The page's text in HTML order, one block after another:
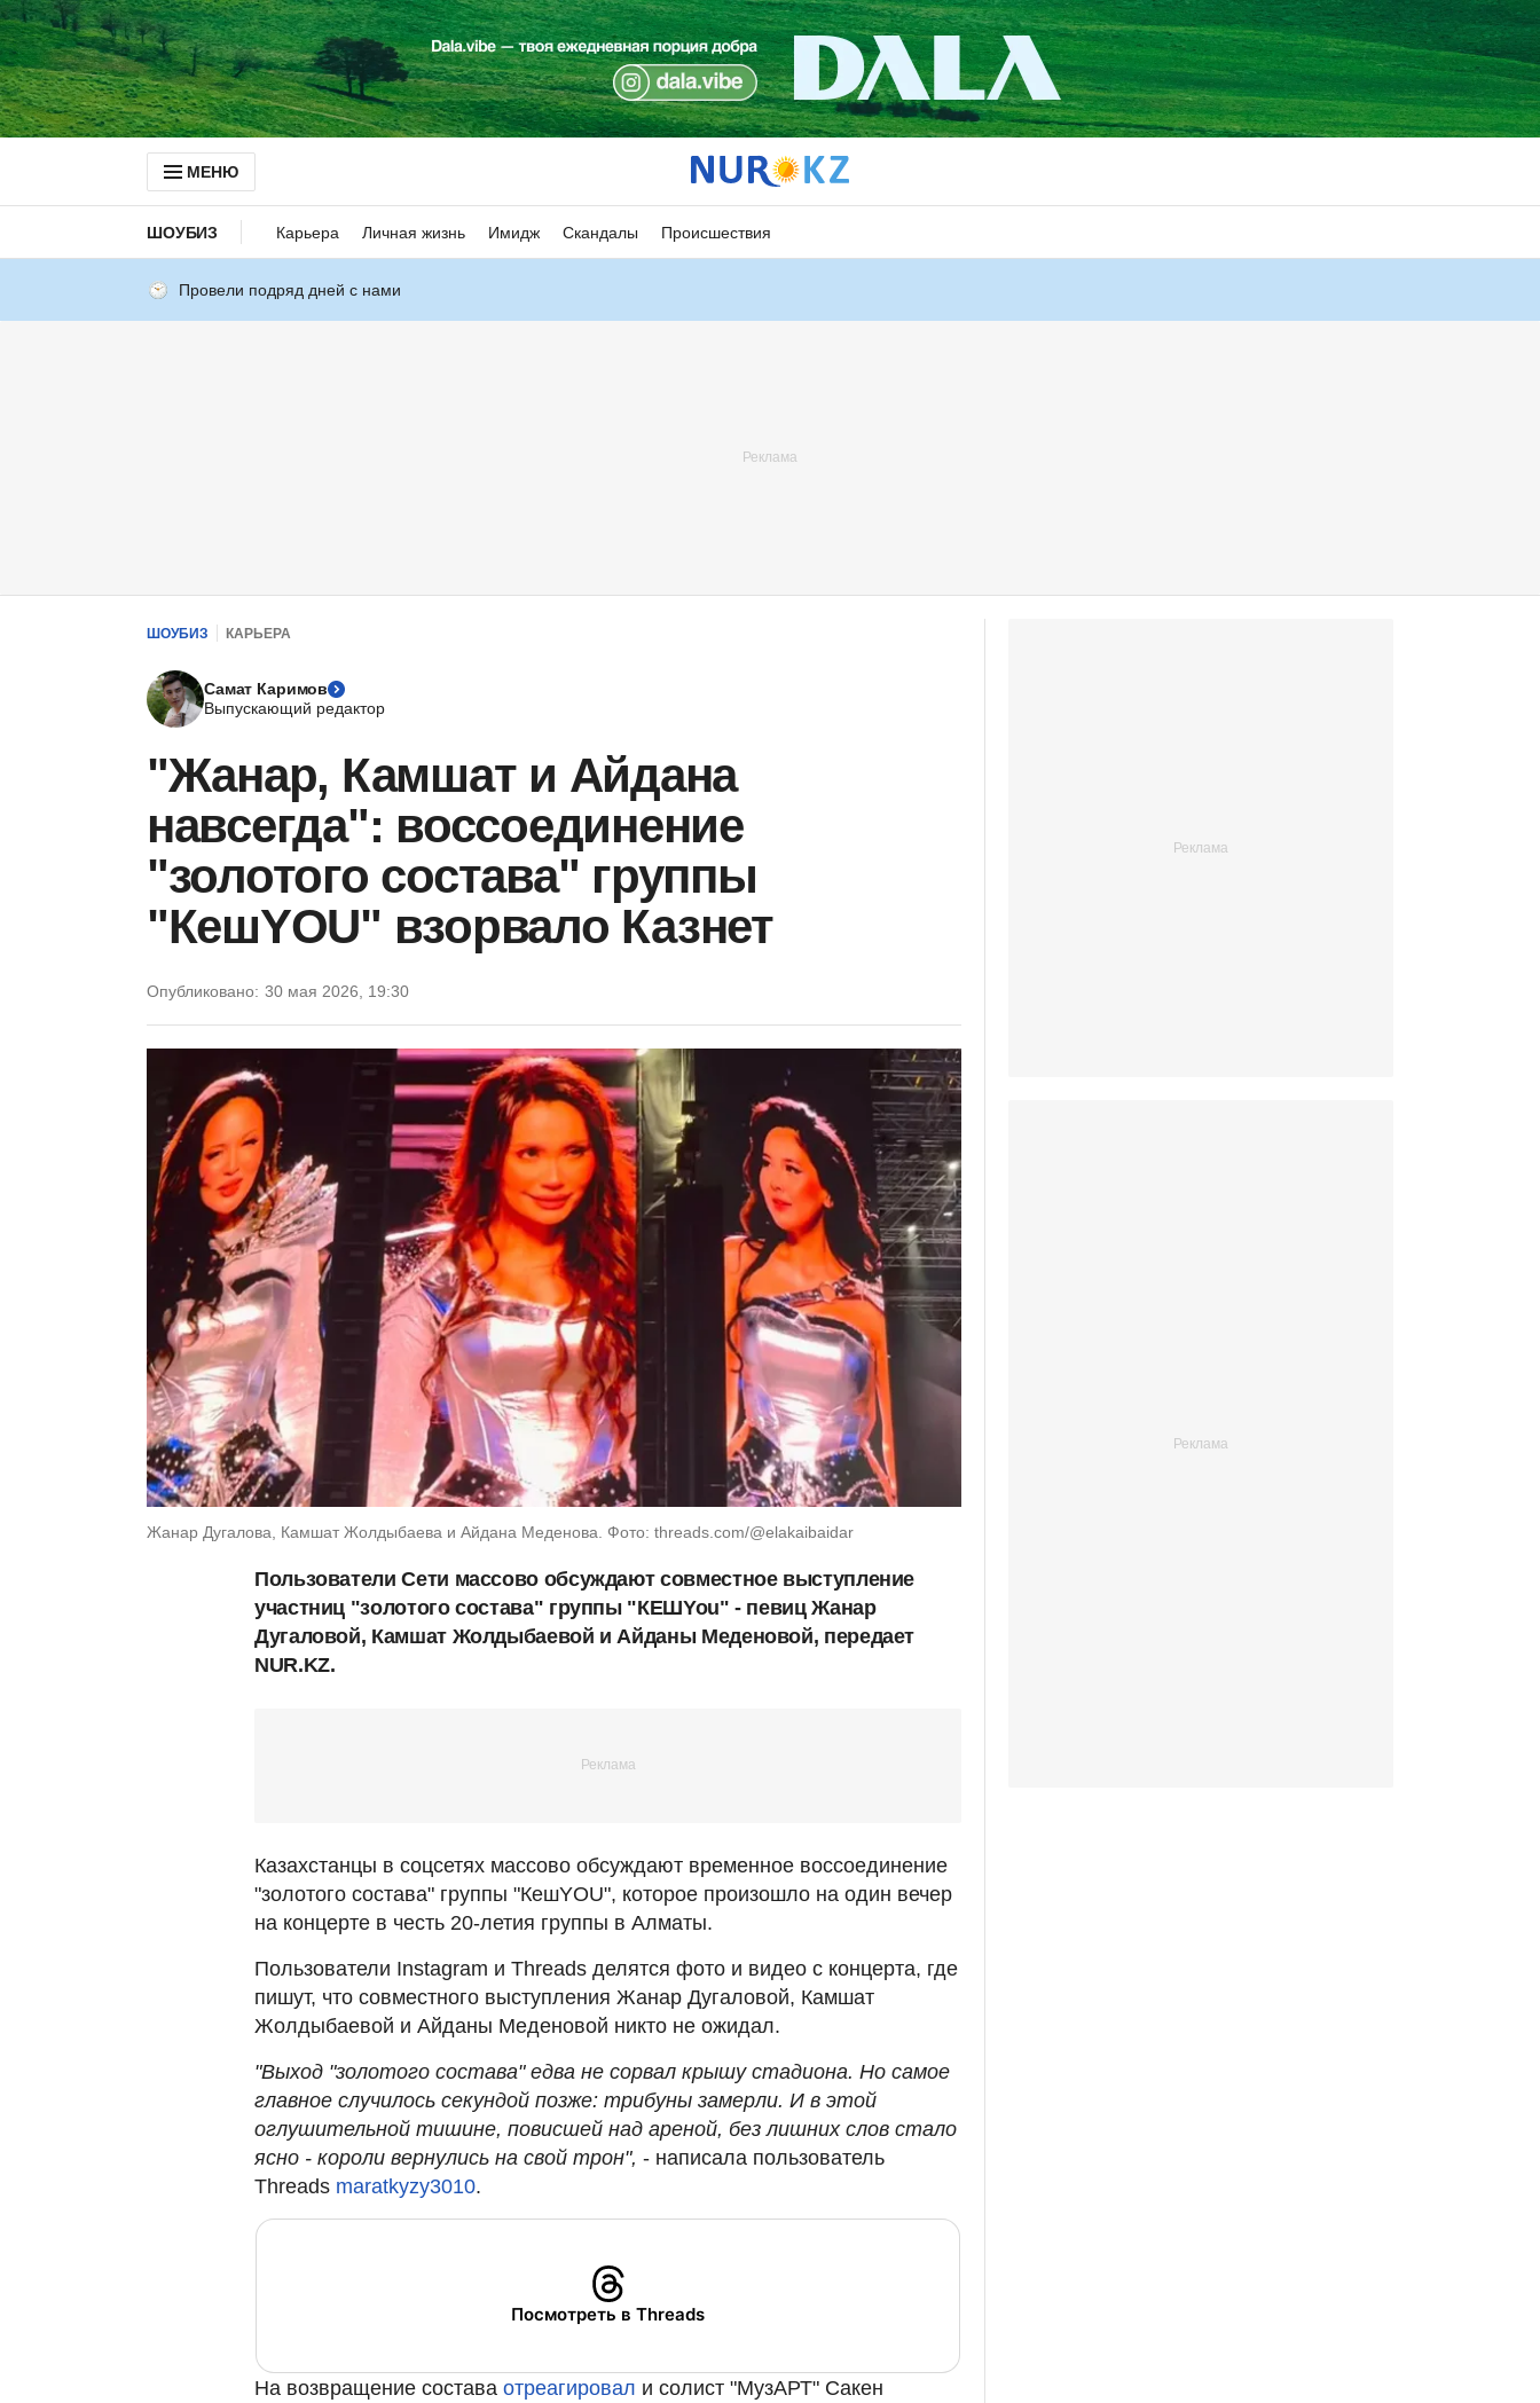
МЕНЮ
ШОУБИЗ Карьера Личная жизнь Имидж Скандалы Происшествия
Провели подряд дней с нами
ШОУБИЗ КАРЬЕРА
Самат Каримов
Выпускающий редактор
"Жанар, Камшат и Айдана
навсегда": воссоединение
"золотого состава" группы
"КешYOU" взорвало Казнет
Опубликовано: 30 мая 2026, 19:30
Жанар Дугалова, Камшат Жолдыбаева и Айдана Меденова. Фото: threads.com/@elakaibaidar
Пользователи Сети массово обсуждают совместное выступление
участниц "золотого состава" группы "КЕШYou" - певиц Жанар
Дугаловой, Камшат Жолдыбаевой и Айданы Меденовой, передает
NUR.KZ.
Казахстанцы в соцсетях массово обсуждают временное воссоединение
"золотого состава" группы "КешYOU", которое произошло на один вечер
на концерте в честь 20-летия группы в Алматы.
Пользователи Instagram и Threads делятся фото и видео с концерта, где
пишут, что совместного выступления Жанар Дугаловой, Камшат
Жолдыбаевой и Айданы Меденовой никто не ожидал.
"Выход "золотого состава" едва не сорвал крышу стадиона. Но самое
главное случилось секундой позже: трибуны замерли. И в этой
оглушительной тишине, повисшей над ареной, без лишних слов стало
ясно - короли вернулись на свой трон", - написала пользователь
Threads maratkyzy3010.
Посмотреть в Threads
На возвращение состава отреагировал и солист "МузАРТ" Сакен